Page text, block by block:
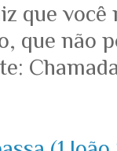
que você
que não